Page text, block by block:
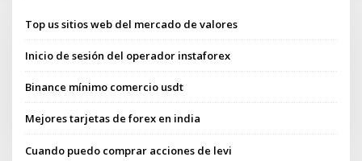
Top us sitios web del mercado de valores
Inicio de sesión del operador instaforex
Binance mínimo comercio usdt
Mejores tarjetas de forex en india
Cuando puedo comprar acciones de levi